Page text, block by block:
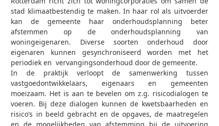
stad klimaatbestendig te maken. In haar rol als uitvoerder
kan de gemeente haar onderhoudsplanning beter
afstemmen op de onderhoudsplanning van
woningeigenaren. Diverse soorten onderhoud door
eigenaren kunnen gesynchroniseerd worden met het
periodiek en vervangingsonderhoud door de gemeente.
In de praktijk verloopt de samenwerking tussen
vastgoedontwikkelaars, eigenaars en gemeenten
moeizaam. Het is aan te bevelen om z.g. risicodialogen te
voeren. Bij deze dialogen kunnen de kwetsbaarheden en
risico’s in beeld gebracht en de opgaves, de maatregelen